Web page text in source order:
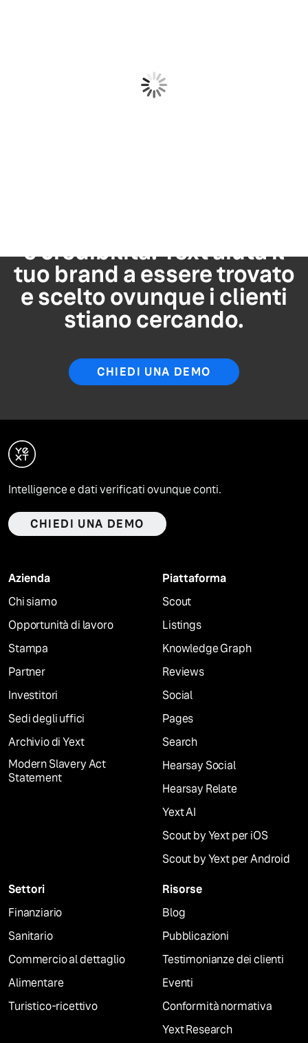
e credibilità. Yext aiuta il
tuo brand a essere trovato
e scelto ovunque i clienti
stiano cercando.
CHIEDI UNA DEMO
Intelligence e dati verificati ovunque conti.
CHIEDI UNA DEMO
Azienda
Chi siamo
Opportunità di lavoro
Stampa
Partner
Investitori
Sedi degli uffici
Archivio di Yext
Modern Slavery Act
Statement
Piattaforma
Scout
Listings
Knowledge Graph
Reviews
Social
Pages
Search
Hearsay Social
Hearsay Relate
Yext AI
Scout by Yext per iOS
Scout by Yext per Android
Settori
Finanziario
Sanitario
Commercio al dettaglio
Alimentare
Turistico-ricettivo
Risorse
Blog
Pubblicazioni
Testimonianze dei clienti
Eventi
Conformità normativa
Yext Research